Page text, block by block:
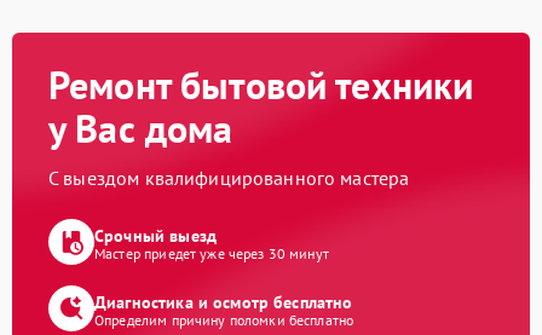
Ремонт бытовой техники
у Вас дома
С выездом квалифицированного мастера
Срочный выезд
Мастер приедет уже через 30 минут
Диагностика и осмотр бесплатно
Определим причину поломки бесплатно